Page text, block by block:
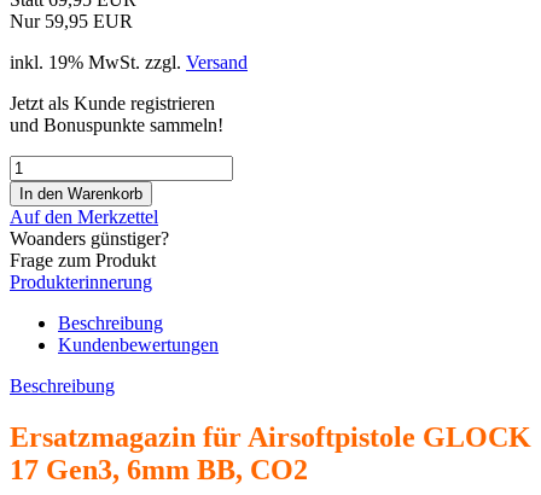
Nur 59,95 EUR
inkl. 19% MwSt. zzgl. Versand
Jetzt als Kunde registrieren
und Bonuspunkte sammeln!
Auf den Merkzettel
Woanders günstiger?
Frage zum Produkt
Produkterinnerung
Beschreibung
Kundenbewertungen
Beschreibung
Ersatzmagazin für Airsoftpistole GLOCK
17 Gen3, 6mm BB, CO2